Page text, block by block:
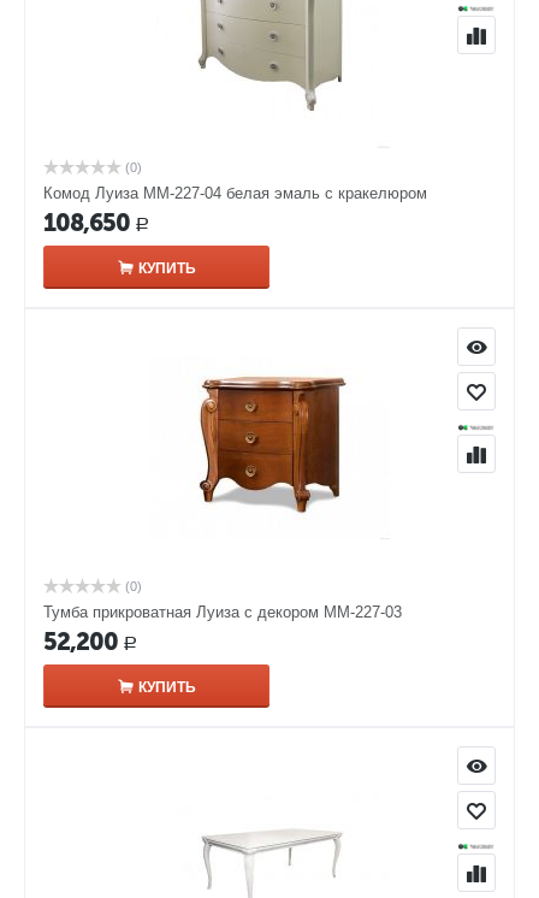
(0)
Комод Луиза ММ-227-04 белая эмаль с кракелюром​
108,650 Р
КУПИТЬ
(0)
Тумба прикроватная Луиза с декором ММ-227-03
52,200 Р
КУПИТЬ